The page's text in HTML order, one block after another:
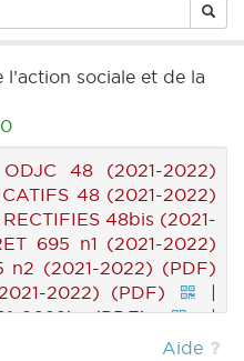
sociale et de la
ODJC 48 (2021-2022)
48 (2021-2022)
48bis (2021-
695 n1 (2021-2022)
n2 (2021-2022) (PDF)
2022) (PDF)
|
2022) (PDF)
|
|
Aide